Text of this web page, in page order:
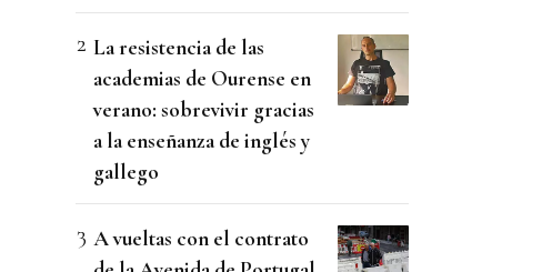
La resistencia de las
academias de Ourense en
verano: sobrevivir gracias
a la enseñanza de inglés y
gallego
A vueltas con el contrato